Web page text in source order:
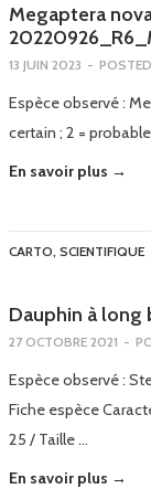
Megaptera
13 JUIN 2023 -
Espèce observé :
certain ; 2 =
En savoir plus →
CARTO, SCIENTIFIQUE
Dauphin à long
27 OCTOBRE 2021 -
Espèce observé :
Fiche espèce
25 / Taille …
En savoir plus →